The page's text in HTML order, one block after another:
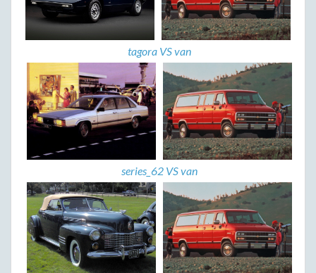
tagora VS van
series_62 VS van